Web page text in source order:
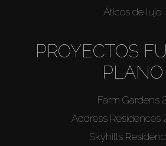
Áticos de lujo
PROYECTOS
PLANO
Farm Gardens
Address Residences
Skyhills